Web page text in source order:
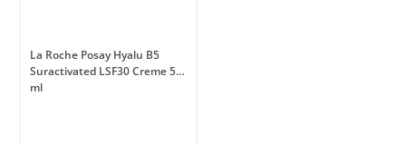
La Roche Posay Hyalu B5
Suractivated LSF30 Creme 50
ml